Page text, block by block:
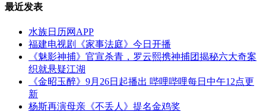
最近发表
水族日历网APP
福建电视剧《家事法庭》今日开播
《魅影神捕》官宣杀青，罗云熙携神捕团揭秘六大奇案
织就悬疑江湖
《金昭玉醉》9月26日起播出 哔哩哔哩每日中午12点更
新
杨斯再演母亲《不丢人》提名金鸡奖